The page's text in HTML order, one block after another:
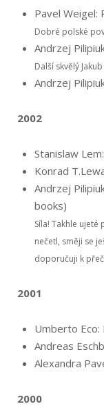
Pavel Weigel:
Dobré polské
Andrzej
Další skvělý
Andrzej
2002
Stanislaw
Konrad
Andrzej
books)
Síla! Takhle
nečetl, směji se
doporučuji k
2001
Umberto Eco:
Andreas
Alexandra
2000